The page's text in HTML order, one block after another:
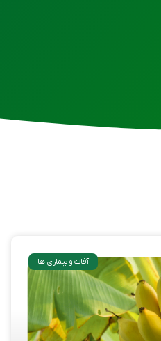
آفات و بیماری ها